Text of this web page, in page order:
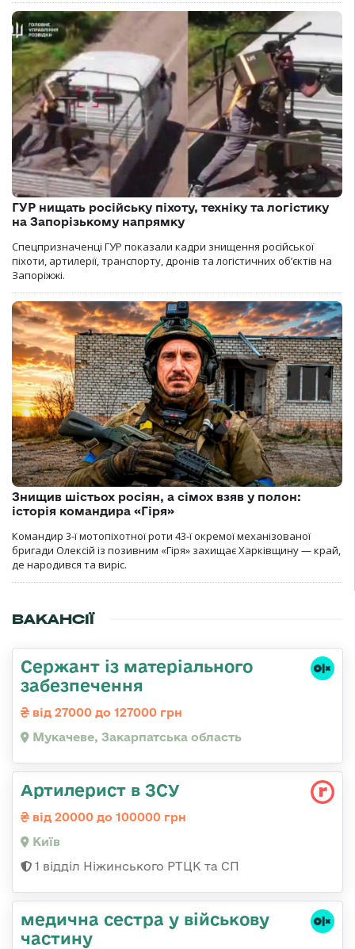
ГУР нищать російську піхоту, техніку та логістику
на Запорізькому напрямку
Спецпризначенці ГУР показали кадри знищення російської
піхоти, артилерії, транспорту, дронів та логістичних об’єктів на
Запоріжжі.
Знищив шістьох росіян, а сімох взяв у полон:
історія командира «Гіря»
Командир 3-ї мотопіхотної роти 43-ї окремої механізованої
бригади Олексій із позивним «Гіря» захищає Харківщину — край,
де народився та виріс.
ВАКАНСІЇ
Сержант із матеріального
забезпечення
від 27000 до 127000 грн
Мукачеве, Закарпатська область
Артилерист в ЗСУ
від 20000 до 100000 грн
Київ
1 відділ Ніжинського РТЦК та СП
медична сестра у військову
частину